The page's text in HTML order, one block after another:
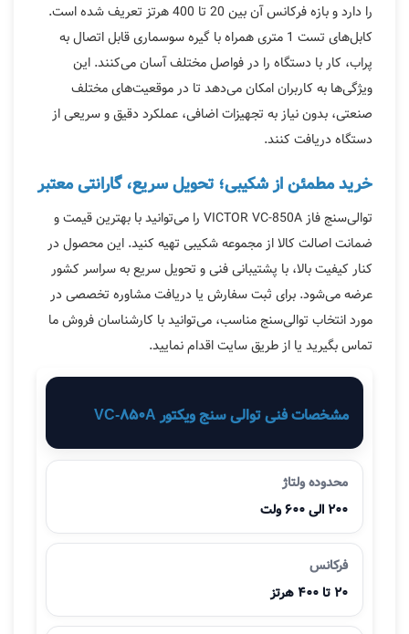
را دارد و بازه فرکانس آن بین 20 تا 400 هرتز تعریف شده است.
کابل‌های تست 1 متری همراه با گیره سوسماری قابل اتصال به
پراب، کار با دستگاه را در فواصل مختلف آسان می‌کنند. این
ویژگی‌ها به کاربران امکان می‌دهد تا در موقعیت‌های مختلف
صنعتی، بدون نیاز به تجهیزات اضافی، عملکرد دقیق و سریعی از
دستگاه دریافت کنند.
خرید مطمئن از شکیبی؛ تحویل سریع، گارانتی معتبر
توالی‌سنج فاز VICTOR VC-850A را می‌توانید با بهترین قیمت و
ضمانت اصالت کالا از مجموعه شکیبی تهیه کنید. این محصول در
کنار کیفیت بالا، با پشتیبانی فنی و تحویل سریع به سراسر کشور
عرضه می‌شود. برای ثبت سفارش یا دریافت مشاوره تخصصی در
مورد انتخاب توالی‌سنج مناسب، می‌توانید با کارشناسان فروش ما
تماس بگیرید یا از طریق سایت اقدام نمایید.
مشخصات فنی توالی سنج ویکتور VC-850A
محدوده ولتاژ
۲۰۰ الی ۶۰۰ ولت
فرکانس
۲۰ تا ۴۰۰ هرتز